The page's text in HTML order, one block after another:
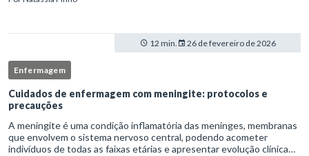
enfermag
12 min. 26 de fevereiro de 2026
Enfermagem
Cuidados de enfermagem com meningite: protocolos e
precauções
A meningite é uma condição inflamatória das meninges, membranas
que envolvem o sistema nervoso central, podendo acometer
indivíduos de todas as faixas etárias e apresentar evolução clínica